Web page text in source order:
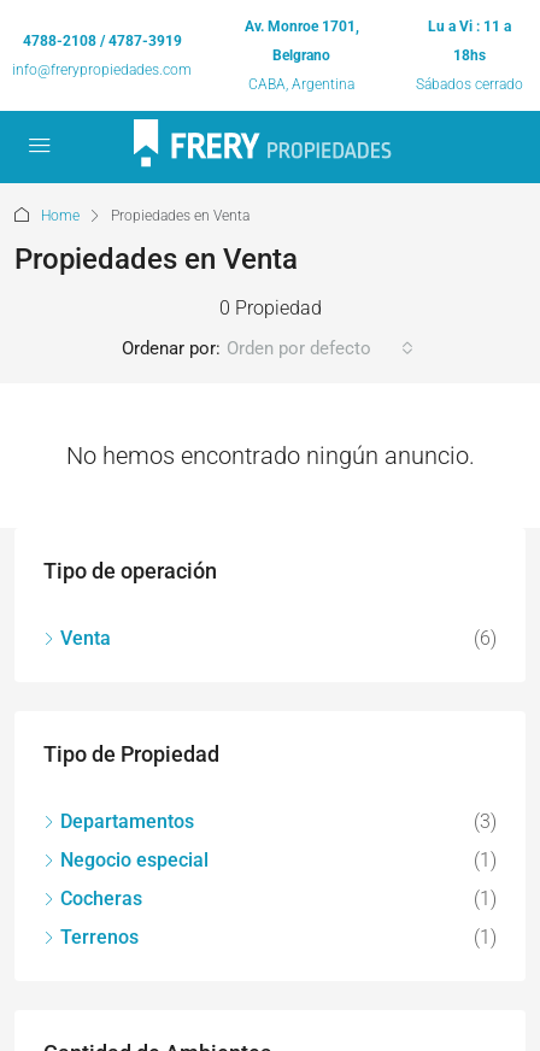
4788-2108 / 4787-3919
info@frerypropiedades.com
Av. Monroe 1701,
Belgrano
CABA, Argentina
Lu a Vi : 11 a
18hs
Sábados cerrado
Home Propiedades en Venta
Propiedades en Venta
0 Propiedad
Ordenar por: Orden por defecto
No hemos encontrado ningún anuncio.
Tipo de operación
Venta (6)
Tipo de Propiedad
Departamentos
(3)
Negocio especial
(1)
Cocheras
(1)
Terrenos
(1)